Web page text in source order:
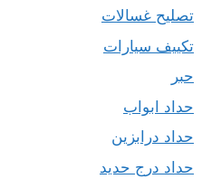
تصليح غسالات
تكييف سيارات
حبر
حداد ابواب
حداد درابزين
حداد درج حديد